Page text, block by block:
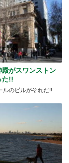
殿がスワンストン
た!!
ルのビルがそれだ!!